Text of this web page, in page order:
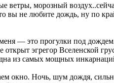
ветры, морозный
вы не любите дождь, ну по
— это прогулки под
эгрегор Вселенской
из самых мощных
окно. Ночь, шум дождя,